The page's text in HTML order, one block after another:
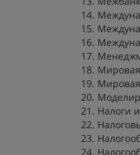
Налоги